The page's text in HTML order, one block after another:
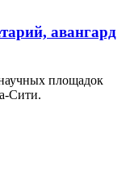
авангард
площадок
Сити.